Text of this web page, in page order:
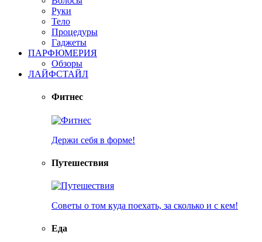
Руки
Тело
Процедуры
Гаджеты
ПАРФЮМЕРИЯ
Обзоры
ЛАЙФСТАЙЛ
Фитнес
Держи себя в форме!
Путешествия
Советы о том куда поехать, за сколько и с кем!
Еда